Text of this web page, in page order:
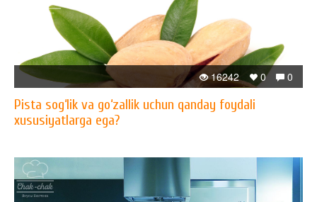
0
0
16242
Pista sog‘lik va go‘zallik uchun qanday foydali
xususiyatlarga ega?